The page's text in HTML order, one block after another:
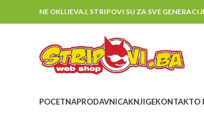
NE OKLIJEVAJ, STRIPOVI SU ZA SVE
POCETNAPRODAVNICAKNJIGEKONTAKTO